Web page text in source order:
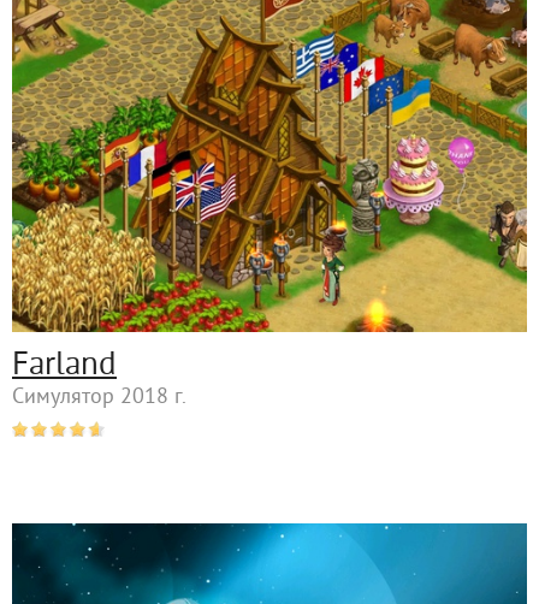
Farland
Симулятор 2018 г.